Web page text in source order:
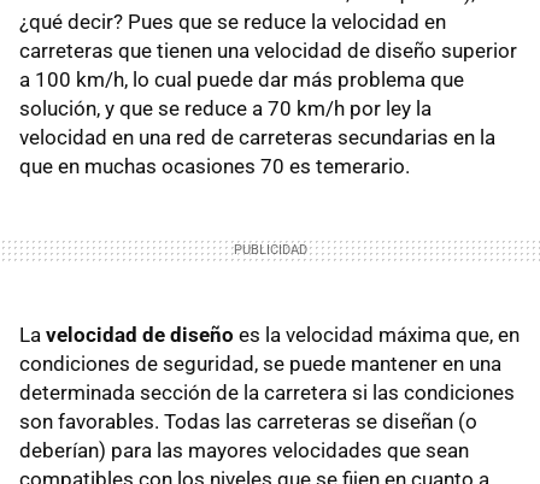
¿qué decir? Pues que se reduce la velocidad en
carreteras que tienen una velocidad de diseño superior
a 100 km/h, lo cual puede dar más problema que
solución, y que se reduce a 70 km/h por ley la
velocidad en una red de carreteras secundarias en la
que en muchas ocasiones 70 es temerario.
La velocidad de diseño es la velocidad máxima que, en
condiciones de seguridad, se puede mantener en una
determinada sección de la carretera si las condiciones
son favorables. Todas las carreteras se diseñan (o
deberían) para las mayores velocidades que sean
compatibles con los niveles que se fijen en cuanto a